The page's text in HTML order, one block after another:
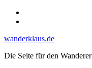
Skip
wanderklaus.de
Die Seite für den Wanderer